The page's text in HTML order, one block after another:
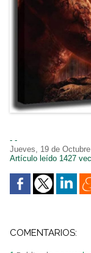
- -
Jueves, 19 de
Artículo leído 1427
COMENTARIOS: